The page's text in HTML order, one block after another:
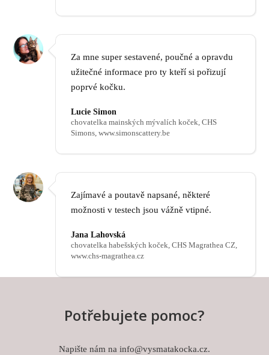
Za mne super sestavené, poučné a opravdu
užitečné informace pro ty kteří si pořizují
poprvé kočku.
Lucie Simon
chovatelka mainských mývalích koček, CHS
Simons, www.simonscattery.be
Zajímavé a poutavě napsané, některé
možnosti v testech jsou vážně vtipné.
Jana Lahovská
chovatelka habešských koček, CHS Magrathea CZ,
www.chs-magrathea.cz
Potřebujete pomoc?
Napište nám na info@vysmatakocka.cz.